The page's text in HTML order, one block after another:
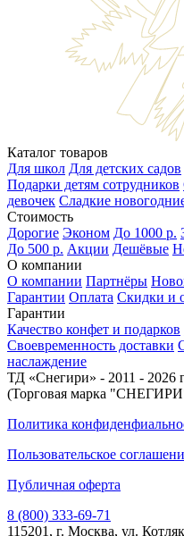
Каталог товаров
Для школ Для детских садов
Подарки детям сотрудников
девочек Сладкие
Стоимость
Дорогие Эконом До 1000 р.
До 500 р. Акции Дешёвые
О компании
О компании Партнёры
Гарантии Оплата Скидки и
Гарантии
Качество конфет и подарков
Своевременность доставки
наслаждение
ТД «Снегири» - 2011 - 2026
(Торговая марка
Политика
Пользовательское
Публичная оферта
8 (800) 333-69-71
115201, г. Москва, ул.